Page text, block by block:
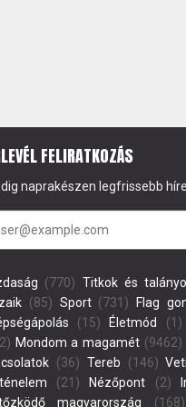
FELIRATKOZÁS
naprakészen legfrissebb
(770) Titkok és
(85) Sport(731) Flag
(15) Életmód (1)
Mondom a magamét(9462)
(36) Tereb (146)
(21) Nézőpont (2)
magyarország (168)